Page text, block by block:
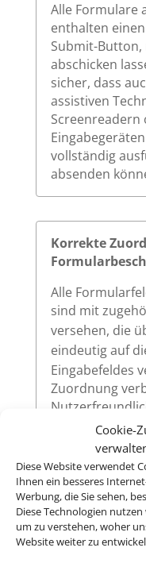
Cookie-
Diese Website verwendet
Ihnen ein besseres
Werbung, die Sie sehen,
Diese Technologien
um zu verstehen, woher
Website weiter zu
Alle Formulare
enthalten
Submit-Button,
abschicken
sicher, dass
assistiven
vollständig
absenden
Korrekte
Alle
sind mit
versehen, die
eindeutig auf
Eingabefeldes
Zuordnung
dass assistive
Screenreader
vorlesen.
Sichtbarer